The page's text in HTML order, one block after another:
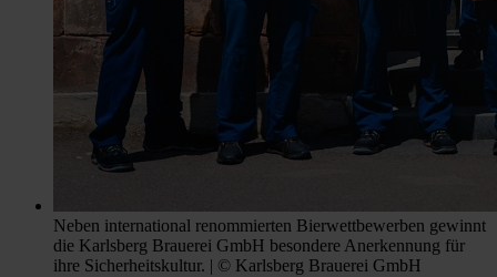
Neben international renommierten Bierwettbewerben gewinnt
die Karlsberg Brauerei GmbH besondere Anerkennung für
ihre Sicherheitskultur. | © Karlsberg Brauerei GmbH